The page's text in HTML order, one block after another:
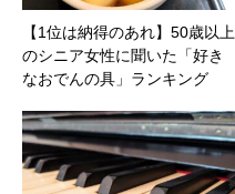
【1位は納得のあれ】50歳以上
のシニア女性に聞いた「好き
なおでんの具」ランキング